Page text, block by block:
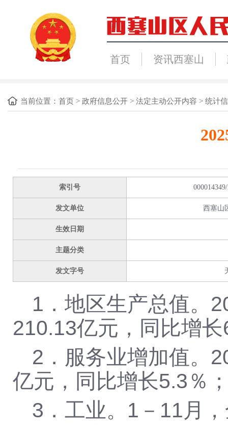
首页 资讯西塞山
当前位置： 首页 > 政府信息公开 > 法定主动公开内容 > 统计
索引号
发文单位 西塞山
生效日期
主题分类
发文字号
1 ．地区生产总值。
210.13亿元，同比增长
2 ．服务业增加值。
亿元，同比增长5.3 ％
3 ．工业。 1 － 11 月